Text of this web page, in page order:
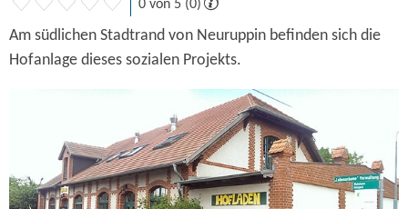
0 von 5 (0)
Am südlichen Stadtrand von Neuruppin befinden sich die
Hofanlage dieses sozialen Projekts.